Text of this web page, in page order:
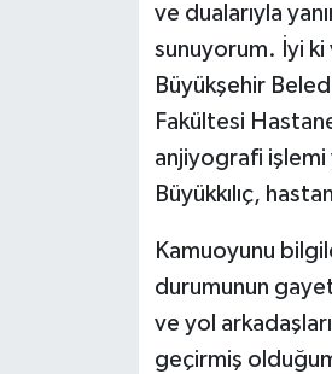
ve dualarıyla
sunuyorum. İyi ki
Büyükşehir
Fakültesi
anjiyografi işlemi
Büyükkılıç,
Kamuoyunu
durumunun
ve yol
geçirmiş